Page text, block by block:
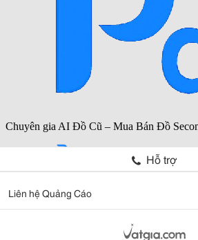
Hỗ trợ
Liên hệ Quảng Cáo